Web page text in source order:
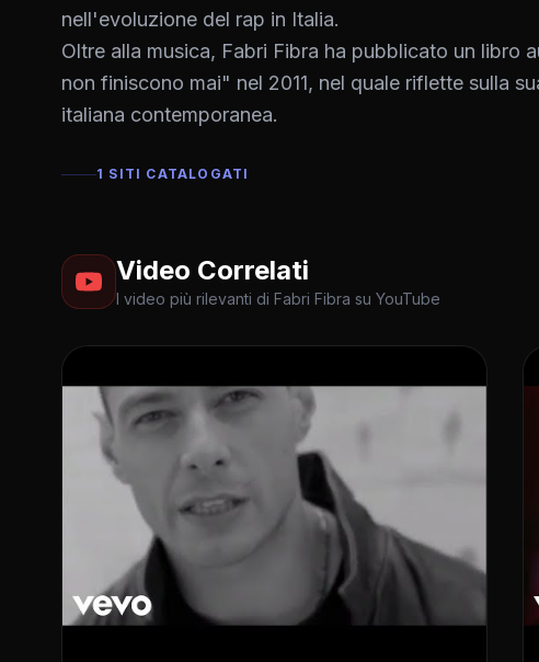
nell'evoluzione del rap in Italia.
Oltre alla musica, Fabri Fibra ha pubblicato un
non finiscono mai" nel 2011, nel quale riflette sulla
italiana contemporanea.
1 SITI CATALOGATI
Video Correlati
I video più rilevanti di Fabri Fibra su YouTube